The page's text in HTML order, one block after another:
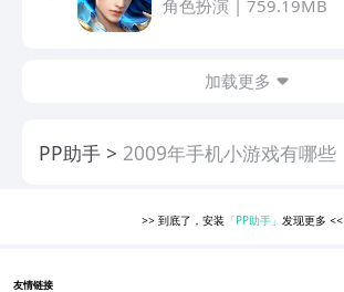
角色扮演 | 759.19MB
加载更多
PP助手 2009年手机小游戏有哪些
>> 到底了，安装 「PP助手」发现更多<<
友情链接